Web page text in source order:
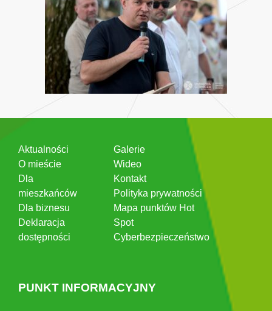
Aktualności
O mieście
Dla
mieszkańców
Dla biznesu
Deklaracja
dostępności
Galerie
Wideo
Kontakt
Polityka prywatności
Mapa punktów Hot
Spot
Cyberbezpieczeństwo
PUNKT INFORMACYJNY